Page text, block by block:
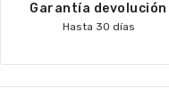
Garantía devolución
Hasta 30 días